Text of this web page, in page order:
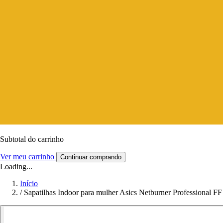
Subtotal do carrinho
Ver meu carrinho Continuar comprando
Loading...
Início
/ Sapatilhas Indoor para mulher Asics Netburner Professional